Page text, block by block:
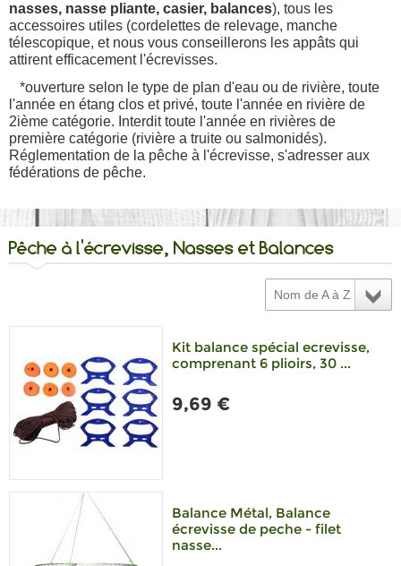
nasses, nasse pliante, casier, balances), tous les
accessoires utiles (cordelettes de relevage, manche
télescopique, et nous vous conseillerons les appâts qui
attirent efficacement l'écrevisses.
*ouverture selon le type de plan d'eau ou de rivière, toute
l'année en étang clos et privé, toute l'année en rivière de
2ième catégorie. Interdit toute l'année en rivières de
première catégorie (rivière a truite ou salmonidés).
Réglementation de la pêche à l'écrevisse, s'adresser aux
fédérations de pêche.
Pêche à l'écrevisse, Nasses et Balances
Nom de A à Z
Kit balance spécial ecrevisse,
comprenant 6 plioirs, 30 ...
9,69 €
Balance Métal, Balance
écrevisse de peche - filet
nasse...